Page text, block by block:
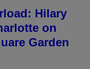
Hilary
on
Garden